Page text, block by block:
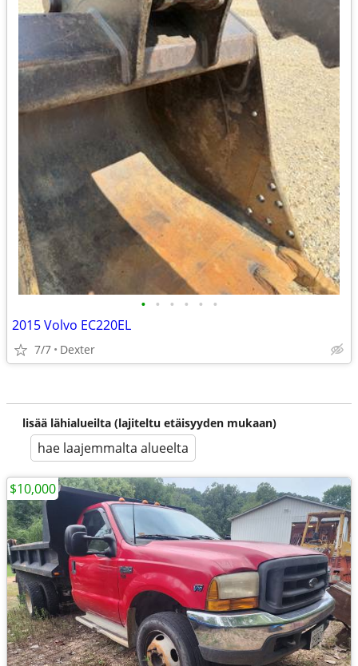
• • • • • •
2015 Volvo EC220EL
7/7 Dexter
lisää lähialueilta (lajiteltu etäisyyden mukaan)
hae laajemmalta alueelta
$10,000